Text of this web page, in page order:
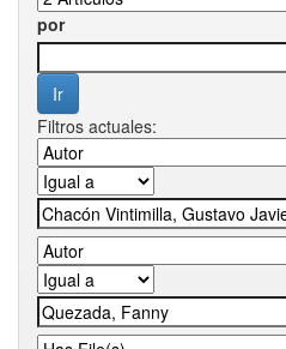
por
Filtros actuales: